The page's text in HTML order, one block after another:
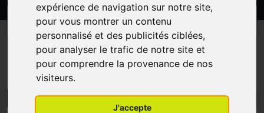
expérience de navigation sur notre site,
pour vous montrer un contenu
personnalisé et des publicités ciblées,
pour analyser le trafic de notre site et
pour comprendre la provenance de nos
visiteurs.
J'accepte
CATÉGORIES
Promotions
MENU/FILTRES